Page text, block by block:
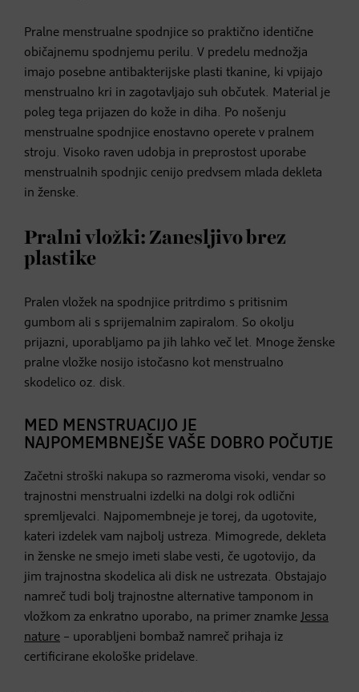
Pralne menstrualne spodnjice so praktično identične
običajnemu spodnjemu perilu. V predelu mednožja
imajo posebne antibakterijske plasti tkanine, ki vpijajo
menstrualno kri in zagotavljajo suh občutek. Material je
poleg tega prijazen do kože in diha. Po nošenju
menstrualne spodnjice enostavno operete v pralnem
stroju. Visoko raven udobja in preprostost uporabe
menstrualnih spodnjic cenijo predvsem mlada dekleta
in ženske.
Pralni vložki: Zanesljivo brez
plastike
Pralen vložek na spodnjice pritrdimo s pritisnim
gumbom ali s sprijemalnim zapiralom. So okolju
prijazni, uporabljamo pa jih lahko več let. Mnoge ženske
pralne vložke nosijo istočasno kot menstrualno
skodelico oz. disk.
MED MENSTRUACIJO JE
NAJPOMEMBNEJŠE VAŠE DOBRO POČUTJE
Začetni stroški nakupa so razmeroma visoki, vendar so
trajnostni menstrualni izdelki na dolgi rok odlični
spremljevalci. Najpomembneje je torej, da ugotovite,
kateri izdelek vam najbolj ustreza. Mimogrede, dekleta
in ženske ne smejo imeti slabe vesti, če ugotovijo, da
jim trajnostna skodelica ali disk ne ustrezata. Obstajajo
namreč tudi bolj trajnostne alternative tamponom in
vložkom za enkratno uporabo, na primer znamke Jessa
nature – uporabljeni bombaž namreč prihaja iz
certificirane ekološke pridelave.